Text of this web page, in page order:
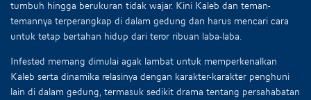
tumbuh hingga berukuran tidak wajar. Kini Kaleb dan teman-
temannya terperangkap di dalam gedung dan harus mencari cara
untuk tetap bertahan hidup dari teror ribuan laba-laba.
Infested memang dimulai agak lambat untuk memperkenalkan
Kaleb serta dinamika relasinya dengan karakter-karakter penghuni
lain di dalam gedung, termasuk sedikit drama tentang persahabatan